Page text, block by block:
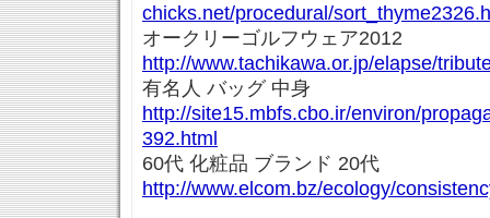
chicks.net/procedural/
オークリーゴルフウェア2012
http://www.tachikawa.or.jp/elapse/
有名人 バッグ 中身
http://site15.mbfs.cbo.ir/environ/
392.html
60代 化粧品 ブランド 20代
http://www.elcom.bz/ecology/